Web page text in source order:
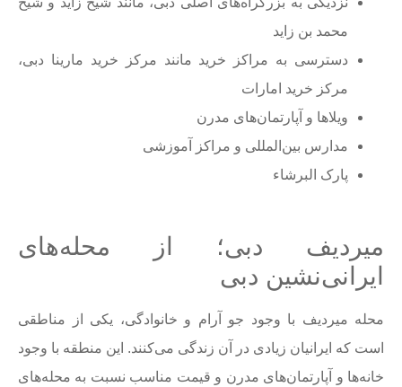
محمد بن زاید
دسترسی به مراکز خرید مانند مرکز خرید مارینا دبی،
مرکز خرید امارات
ویلاها و آپارتمان‌های مدرن
مدارس بین‌المللی و مراکز آموزشی
پارک البرشاء
میردیف دبی؛ از محله‌های
ایرانی‌نشین دبی
محله میردیف با وجود جو آرام و خانوادگی، یکی از مناطقی
است که ایرانیان زیادی در آن زندگی می‌کنند. این منطقه با وجود
خانه‌ها و آپارتمان‌های مدرن و قیمت مناسب نسبت به محله‌های